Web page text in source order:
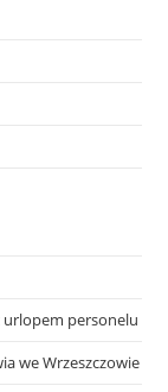
personelu
we Wrzeszczowie